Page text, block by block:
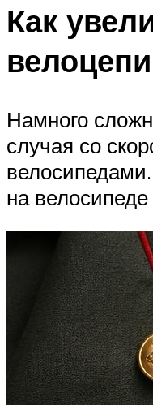
Как
велоцепи
Намного
случая со
на